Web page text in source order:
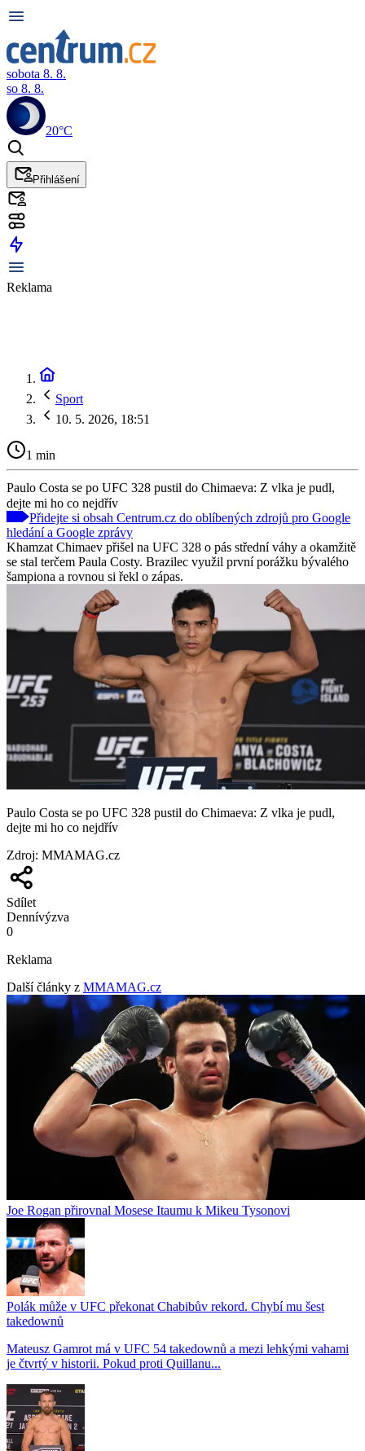
sobota 8. 8.
so 8. 8.
20°C
Přihlášení
Reklama
Sport
10. 5. 2026, 18:51
1 min
Paulo Costa se po UFC 328 pustil do Chimaeva: Z vlka je pudl,
dejte mi ho co nejdřív
Přidejte si obsah Centrum.cz do oblíbených zdrojů pro Google
hledání a Google zprávy
Khamzat Chimaev přišel na UFC 328 o pás střední váhy a okamžitě
se stal terčem Paula Costy. Brazilec využil první porážku bývalého
šampiona a rovnou si řekl o zápas.
Paulo Costa se po UFC 328 pustil do Chimaeva: Z vlka je pudl,
dejte mi ho co nejdřív
Zdroj: MMAMAG.cz
Sdílet
Dennívýzva
0
Reklama
Další články z MMAMAG.cz
Joe Rogan přirovnal Mosese Itaumu k Mikeu Tysonovi
Polák může v UFC překonat Chabibův rekord. Chybí mu šest
takedownů
Mateusz Gamrot má v UFC 54 takedownů a mezi lehkými vahami
je čtvrtý v historii. Pokud proti Quillanu...